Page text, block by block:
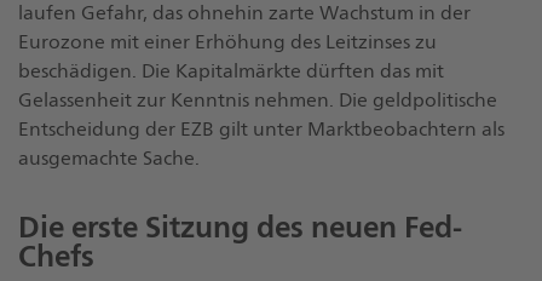
laufen Gefahr, das ohnehin zarte Wachstum in der
Eurozone mit einer Erhöhung des Leitzinses zu
beschädigen. Die Kapitalmärkte dürften das mit
Gelassenheit zur Kenntnis nehmen. Die geldpolitische
Entscheidung der EZB gilt unter Marktbeobachtern als
ausgemachte Sache.
Die erste Sitzung des neuen Fed-
Chefs